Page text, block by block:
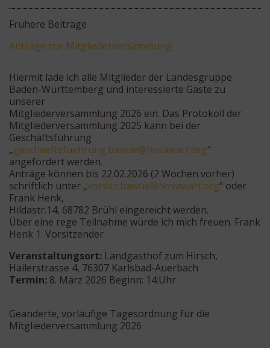
Frühere Beiträge
Anträge zur Mitgliederversammung
Hiermit lade ich alle Mitglieder der Landesgruppe
Baden-Württemberg und interessierte Gäste zu
unserer
Mitgliederversammlung 2026 ein. Das Protokoll der
Mitgliederversammlung 2025 kann bei der
Geschäftsführung
„
gro.t
rawav
oh@eu
wab.g
nurhe
ufstf
eahcs
eg
“
angefordert werden.
Anträge können bis 22.02.2026 (2 Wochen vorher)
schriftlich unter „
gro.t
rawav
oh@eu
wab.z
tisro
v
“ oder
Frank Henk,
Hildastr.14, 68782 Brühl eingereicht werden.
Über eine rege Teilnahme würde ich mich freuen. Frank
Henk 1. Vorsitzender
Veranstaltungsort: Landgasthof zum Hirsch,
Hailerstrasse 4, 76307 Karlsbad-Auerbach
Termin: 8. März 2026 Beginn: 14:Uhr
Geänderte, vorläufige Tagesordnung für die
Mitgliederversammlung 2026